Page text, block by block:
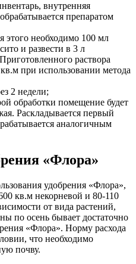
внутренняя
препаратом
этого необходимо 100 мл
и развести в 3 л
раствора
при использовании метода
2 недели;
обработки помещение будет
Раскладывается первый
аналогичным
«Флора»
удобрения «Флора»,
кв.м некорневой и 80-110
от вида растений,
по осень бывает достаточно
«Флора». Норму расхода
что необходимо
почву.